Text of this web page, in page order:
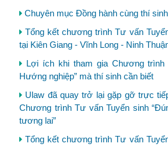
Chuyên mục Đồng hành cùng thí
Tổng kết chương trình Tư vấn
tại Kiên Giang - Vĩnh Long - Ninh
Lợi ích khi tham gia Chương
Hướng nghiệp” mà thí sinh cần biết
Ulaw đã quay trở lại gặp gỡ trực
Chương trình Tư vấn Tuyển sinh
tương lai”
Tổng kết chương trình Tư vấn